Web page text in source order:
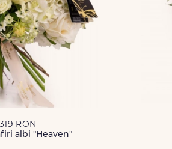
RON
albi "Heaven"